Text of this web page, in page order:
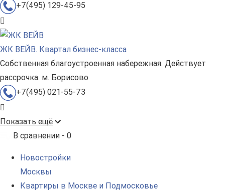
+7(495) 129-45-95
ЖК ВЕЙВ. Квартал бизнес-класса
Собственная благоустроенная набережная. Действует
рассрочка. м. Борисово
+7(495) 021-55-73
Показать ещё
В сравнении - 0
Новостройки
Москвы
Квартиры в Москве и Подмосковье